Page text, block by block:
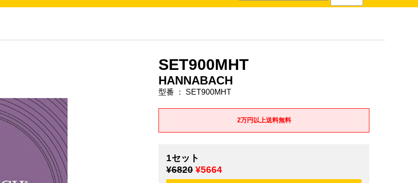
SET900MHT
HANNABACH
型番 ： SET900MHT
2万円以上送料無料
1セット
¥6820 ¥5664